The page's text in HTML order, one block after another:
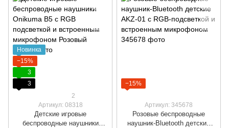
Новинка
−15%
3
3
2
Артикул: 08318
Детские игровые
беспроводные наушники
−15%
Артикул: 345678
Розовые беспроводные
наушник-Bluetooth детские